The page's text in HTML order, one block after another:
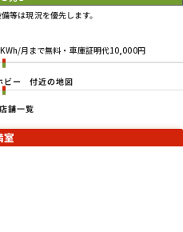
等は現況を優先します。
月まで無料・車庫証明代10,000円
ビー 付近の地図
舗一覧
室